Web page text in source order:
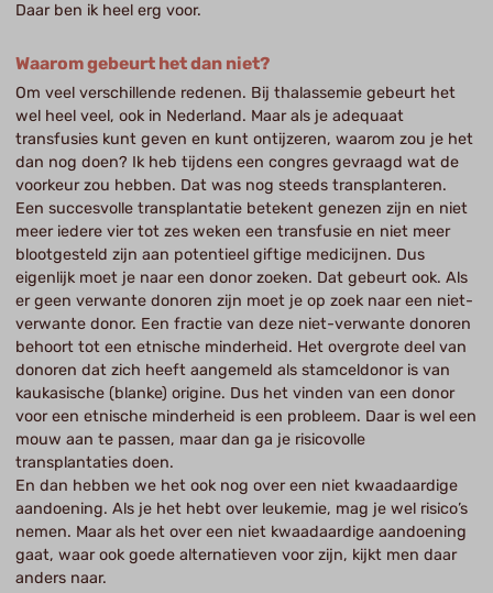
Daar ben ik heel erg voor.
Waarom gebeurt het dan niet?
Om veel verschillende redenen. Bij thalassemie gebeurt het
wel heel veel, ook in Nederland. Maar als je adequaat
transfusies kunt geven en kunt ontijzeren, waarom zou je het
dan nog doen? Ik heb tijdens een congres gevraagd wat de
voorkeur zou hebben. Dat was nog steeds transplanteren.
Een succesvolle transplantatie betekent genezen zijn en niet
meer iedere vier tot zes weken een transfusie en niet meer
blootgesteld zijn aan potentieel giftige medicijnen. Dus
eigenlijk moet je naar een donor zoeken. Dat gebeurt ook. Als
er geen verwante donoren zijn moet je op zoek naar een niet-
verwante donor. Een fractie van deze niet-verwante donoren
behoort tot een etnische minderheid. Het overgrote deel van
donoren dat zich heeft aangemeld als stamceldonor is van
kaukasische (blanke) origine. Dus het vinden van een donor
voor een etnische minderheid is een probleem. Daar is wel een
mouw aan te passen, maar dan ga je risicovolle
transplantaties doen.
En dan hebben we het ook nog over een niet kwaadaardige
aandoening. Als je het hebt over leukemie, mag je wel risico’s
nemen. Maar als het over een niet kwaadaardige aandoening
gaat, waar ook goede alternatieven voor zijn, kijkt men daar
anders naar.